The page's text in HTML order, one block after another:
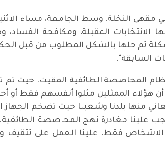
الانتخابات المقبلة، ومكافحة الفساد،
مشكلة تم حلها بالشكل المطلوب من قبل
المحاصصة الطائفية المقيت. حيث تم
الممثلين مثلوا أنفسهم فقط أو
منها بلدنا وشعبنا حيث تضخم الجهاز
علينا مغادرة نهج المحاصصة
الاشخاص فقط. علينا العمل على تثقيف